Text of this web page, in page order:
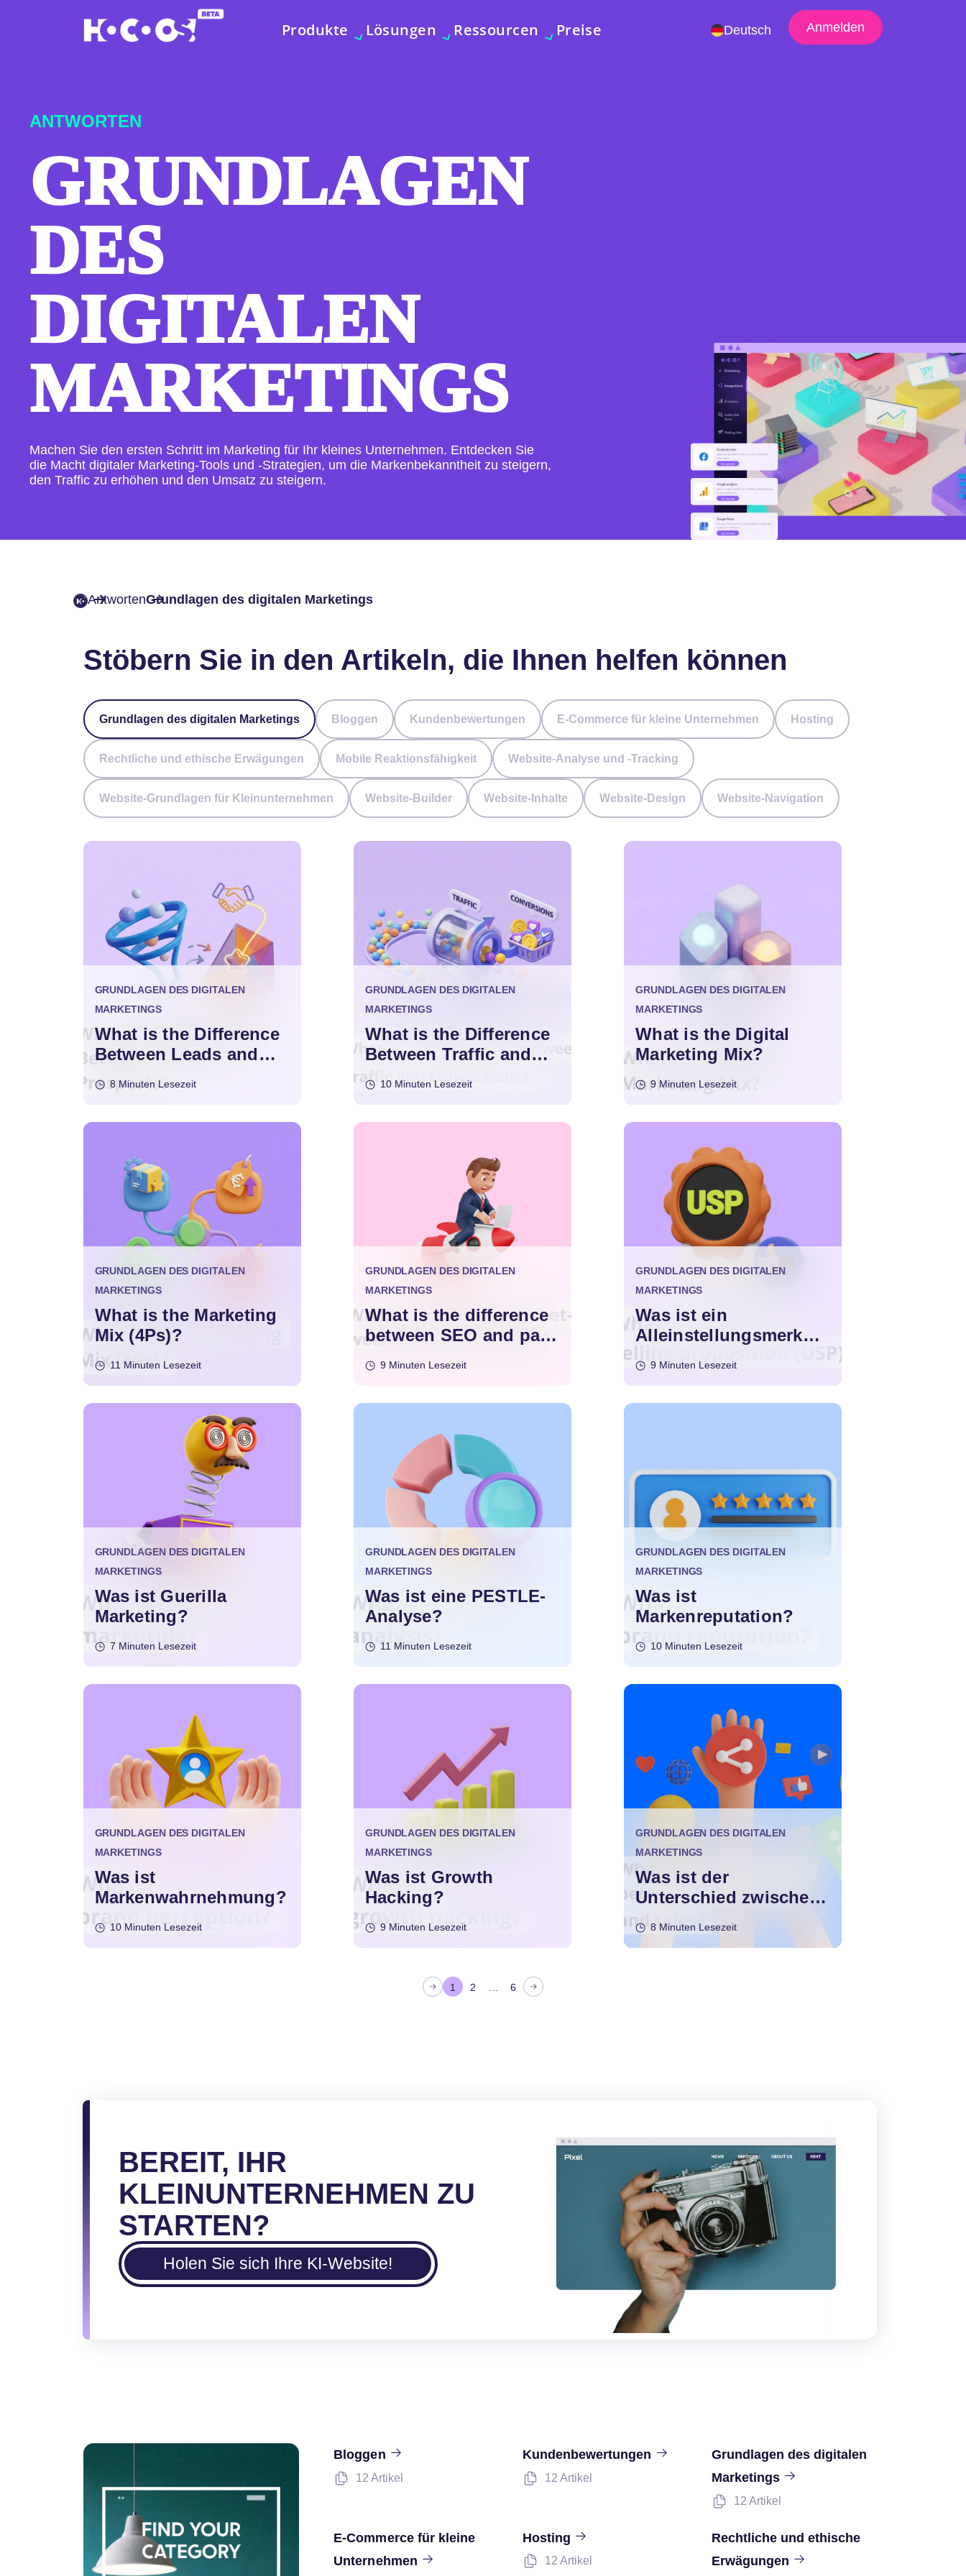
Produkte Lösungen Ressourcen Preise Deutsch Anmelden
ANTWORTEN
GRUNDLAGEN
DES
DIGITALEN
MARKETINGS
Machen Sie den ersten Schritt im Marketing für Ihr kleines Unternehmen. Entdecken Sie
die Macht digitaler Marketing-Tools und -Strategien, um die Markenbekanntheit zu steigern,
den Traffic zu erhöhen und den Umsatz zu steigern.
AntwortenGrundlagen des digitalen Marketings
Stöbern Sie in den Artikeln, die Ihnen helfen können
Grundlagen des digitalen Marketings Bloggen Kundenbewertungen E-Commerce für kleine Unternehmen Hosting
Rechtliche und ethische Erwägungen Mobile Reaktionsfähigkeit Website-Analyse und -Tracking
Website-Grundlagen für Kleinunternehmen Website-Builder Website-Inhalte Website-Design Website-Navigation
GRUNDLAGEN DES DIGITALEN
MARKETINGS
What is the Difference
Between Leads and
8 Minuten Lesezeit
GRUNDLAGEN DES DIGITALEN
MARKETINGS
What is the Difference
Between Traffic and
10 Minuten Lesezeit
GRUNDLAGEN DES DIGITALEN
MARKETINGS
What is the Digital
Marketing Mix?
9 Minuten Lesezeit
GRUNDLAGEN DES DIGITALEN
MARKETINGS
What is the Marketing
Mix (4Ps)?
11 Minuten Lesezeit
GRUNDLAGEN DES DIGITALEN
MARKETINGS
What is the difference
between SEO and paid
9 Minuten Lesezeit
GRUNDLAGEN DES DIGITALEN
MARKETINGS
Was ist ein
Alleinstellungsmerkma
9 Minuten Lesezeit
GRUNDLAGEN DES DIGITALEN
MARKETINGS
Was ist Guerilla
Marketing?
7 Minuten Lesezeit
GRUNDLAGEN DES DIGITALEN
MARKETINGS
Was ist eine PESTLE-
Analyse?
11 Minuten Lesezeit
GRUNDLAGEN DES DIGITALEN
MARKETINGS
Was ist
Markenreputation?
10 Minuten Lesezeit
GRUNDLAGEN DES DIGITALEN
MARKETINGS
Was ist
Markenwahrnehmung?
10 Minuten Lesezeit
GRUNDLAGEN DES DIGITALEN
MARKETINGS
Was ist Growth
Hacking?
9 Minuten Lesezeit
GRUNDLAGEN DES DIGITALEN
MARKETINGS
Was ist der
Unterschied zwischen
Vertrieb?
8 Minuten Lesezeit
1 2 6
BEREIT, IHR
KLEINUNTERNEHMEN ZU
STARTEN?
Holen Sie sich Ihre KI-Website!
Bloggen
12 Artikel
Kundenbewertungen
12 Artikel
Grundlagen des digitalen
Marketings
12 Artikel
E-Commerce für kleine
Unternehmen
Hosting
12 Artikel
Rechtliche und ethische
Erwägungen